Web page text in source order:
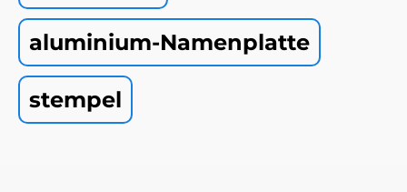
aluminium-Namenplatte
stempel